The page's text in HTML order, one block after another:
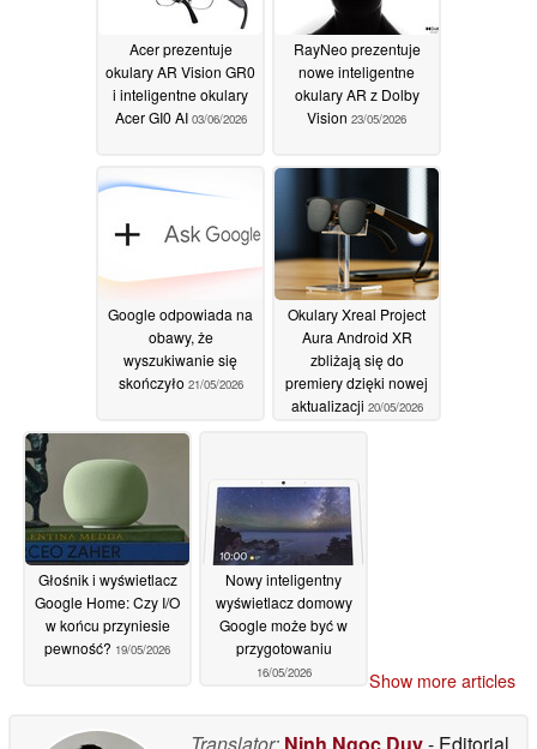
Acer prezentuje
okulary AR Vision GR0
i inteligentne okulary
Acer GI0 AI 03/06/2026
RayNeo prezentuje
nowe inteligentne
okulary AR z Dolby
Vision 23/05/2026
Google odpowiada na
obawy, że
wyszukiwanie się
skończyło 21/05/2026
Okulary Xreal Project
Aura Android XR
zbliżają się do
premiery dzięki nowej
aktualizacji 20/05/2026
Głośnik i wyświetlacz
Google Home: Czy I/O
w końcu przyniesie
pewność? 19/05/2026
Nowy inteligentny
wyświetlacz domowy
Google może być w
przygotowaniu
16/05/2026 Show more articles